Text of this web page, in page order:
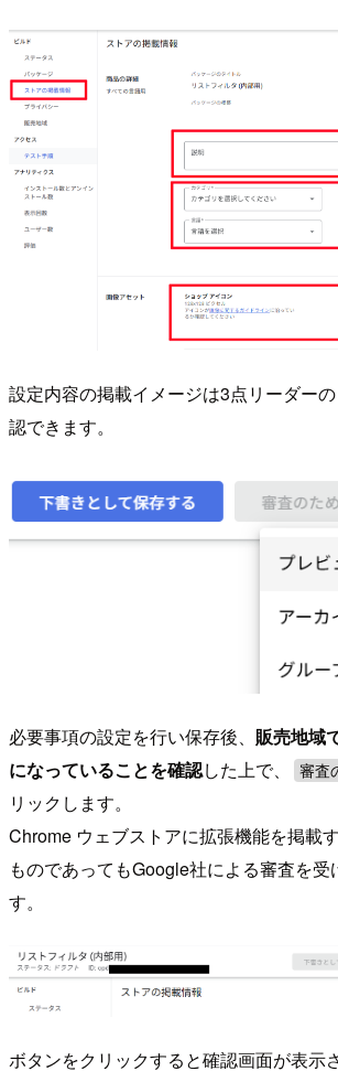
設定内容の掲載イメージは3点リーダーの
認できます。
必要事項の設定を行い保存後、 販売地域
になっていることを確認した上で、 審査
リックします。
Chrome ウェブストアに拡張機能を掲載
ものであってもGoogle社による審査を受
す。
ボタンをクリックすると確認画面が表示